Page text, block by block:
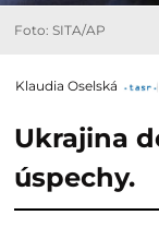
Foto: SITA/AP
Klaudia Oselská
Ukrajina
úspechy.